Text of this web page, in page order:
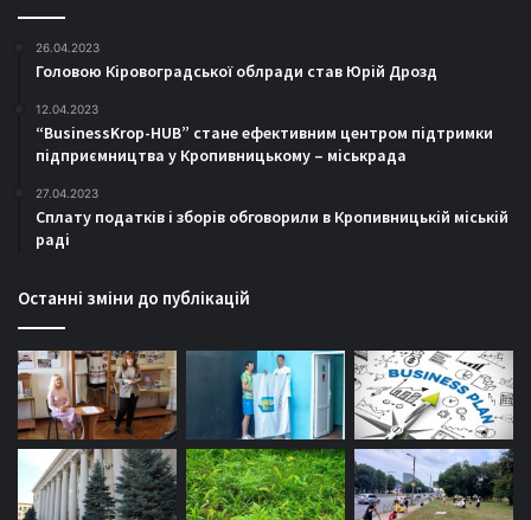
26.04.2023
Головою Кіровоградської облради став Юрій Дрозд
12.04.2023
“BusinessKrop-HUB” стане ефективним центром підтримки
підприємництва у Кропивницькому – міськрада
27.04.2023
Сплату податків і зборів обговорили в Кропивницькій міській
раді
Останні зміни до публікацій